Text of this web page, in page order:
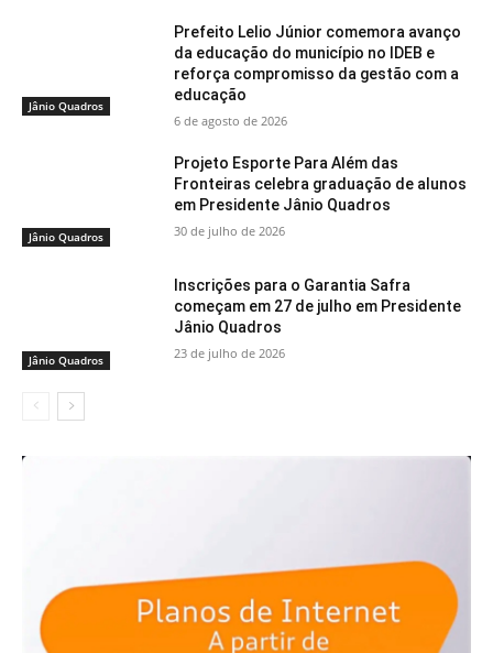
Jânio Quadros
Prefeito Lelio Júnior comemora avanço
da educação do município no IDEB e
reforça compromisso da gestão com a
educação
6 de agosto de 2026
Jânio Quadros
Projeto Esporte Para Além das
Fronteiras celebra graduação de alunos
em Presidente Jânio Quadros
30 de julho de 2026
Jânio Quadros
Inscrições para o Garantia Safra
começam em 27 de julho em Presidente
Jânio Quadros
23 de julho de 2026